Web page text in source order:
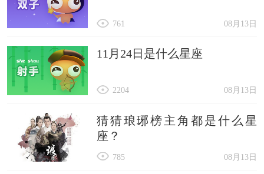
08月13日
761
11月24日是什么星座
08月13日
2204
猜猜琅琊榜主角都是什么星
座？
08月13日
785